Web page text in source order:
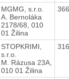
MGMG, s.r.o.
A. Bernoláka
2178/68, 010
01 Žilina
STOPKRIMI,
s.r.o.
M. Rázusa 23A,
010 01 Žilina